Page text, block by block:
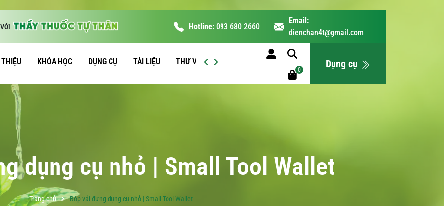
Hotline: 093 680 2660
Email:
dienchan4t@gmail.com
KHÓA HỌC DỤNG CỤ TÀI LIỆU THƯ VIỆN
0 Dụng cụ
dụng cụ nhỏ | Small Tool Wallet
Trang chủ Bóp vải đựng dụng cụ nhỏ | Small Tool Wallet